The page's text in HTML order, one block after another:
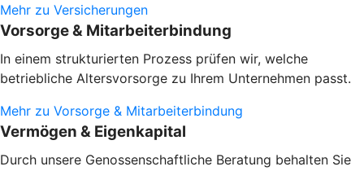
Mehr zu Versicherungen
Vorsorge & Mitarbeiterbindung
In einem strukturierten Prozess prüfen wir, welche
betriebliche Altersvorsorge zu Ihrem Unternehmen passt.
Mehr zu Vorsorge & Mitarbeiterbindung
Vermögen & Eigenkapital
Durch unsere Genossenschaftliche Beratung behalten Sie